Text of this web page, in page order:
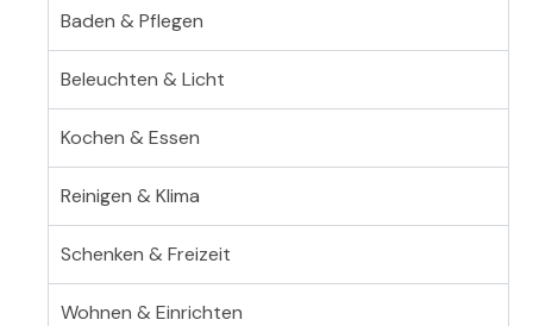
Baden & Pflegen
Beleuchten & Licht
Kochen & Essen
Reinigen & Klima
Schenken & Freizeit
Wohnen & Einrichten